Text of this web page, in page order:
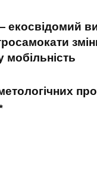
екосвідомий
мобільність